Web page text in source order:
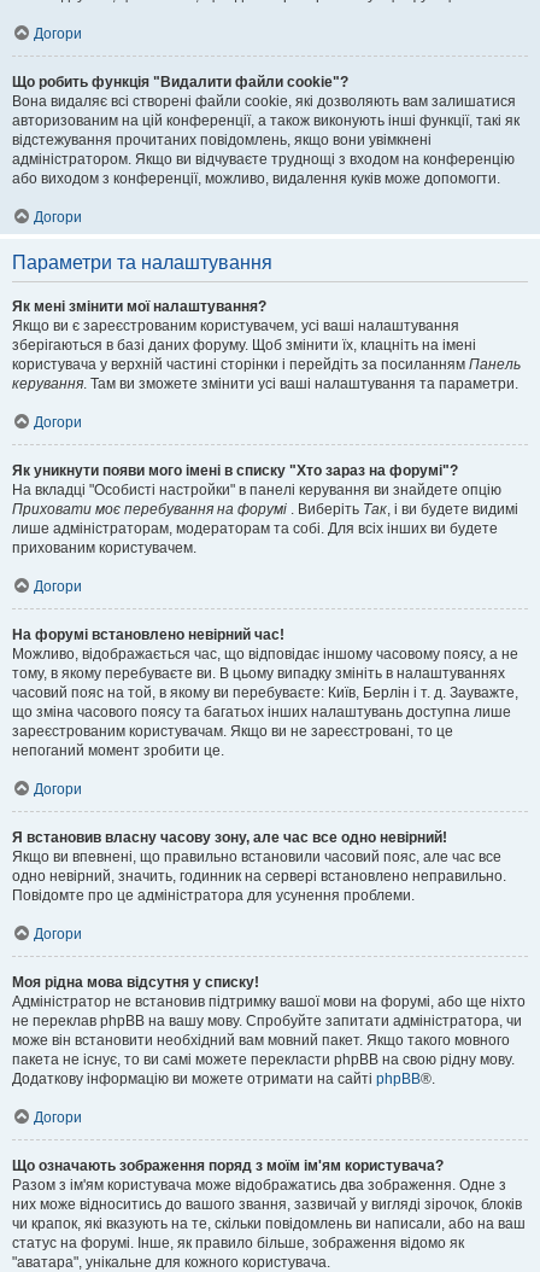
Догори
Що робить функція "Видалити файли cookie"?
Вона видаляє всі створені файли cookie, які дозволяють вам залишатися
авторизованим на цій конференції, а також виконують інші функції, такі як
відстежування прочитаних повідомлень, якщо вони увімкнені
адміністратором. Якщо ви відчуваєте труднощі з входом на конференцію
або виходом з конференції, можливо, видалення куків може допомогти.
Догори
Параметри та налаштування
Як мені змінити мої налаштування?
Якщо ви є зареєстрованим користувачем, усі ваші налаштування
зберігаються в базі даних форуму. Щоб змінити їх, клацніть на імені
користувача у верхній частині сторінки і перейдіть за посиланням Панель
керування. Там ви зможете змінити усі ваші налаштування та параметри.
Догори
Як уникнути появи мого імені в списку "Хто зараз на форумі"?
На вкладці "Особисті настройки" в панелі керування ви знайдете опцію
Приховати моє перебування на форумі . Виберіть Так, і ви будете видимі
лише адміністраторам, модераторам та собі. Для всіх інших ви будете
прихованим користувачем.
Догори
На форумі встановлено невірний час!
Можливо, відображається час, що відповідає іншому часовому поясу, а не
тому, в якому перебуваєте ви. В цьому випадку змініть в налаштуваннях
часовий пояс на той, в якому ви перебуваєте: Київ, Берлін і т. д. Зауважте,
що зміна часового поясу та багатьох інших налаштувань доступна лише
зареєстрованим користувачам. Якщо ви не зареєстровані, то це
непоганий момент зробити це.
Догори
Я встановив власну часову зону, але час все одно невірний!
Якщо ви впевнені, що правильно встановили часовий пояс, але час все
одно невірний, значить, годинник на сервері встановлено неправильно.
Повідомте про це адміністратора для усунення проблеми.
Догори
Моя рідна мова відсутня у списку!
Адміністратор не встановив підтримку вашої мови на форумі, або ще ніхто
не переклав phpBB на вашу мову. Спробуйте запитати адміністратора, чи
може він встановити необхідний вам мовний пакет. Якщо такого мовного
пакета не існує, то ви самі можете перекласти phpBB на свою рідну мову.
Додаткову інформацію ви можете отримати на сайті phpBB®.
Догори
Що означають зображення поряд з моїм ім'ям користувача?
Разом з ім'ям користувача може відображатись два зображення. Одне з
них може відноситись до вашого звання, зазвичай у вигляді зірочок, блоків
чи крапок, які вказують на те, скільки повідомлень ви написали, або на ваш
статус на форумі. Інше, як правило більше, зображення відомо як
"аватара", унікальне для кожного користувача.